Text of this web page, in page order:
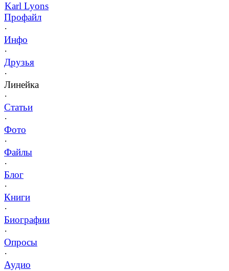
Karl Lyons
Профайл
·
Инфо
·
Друзья
·
Линейка
·
Статьи
·
Фото
·
Файлы
·
Блог
·
Книги
·
Биографии
·
Опросы
·
Аудио